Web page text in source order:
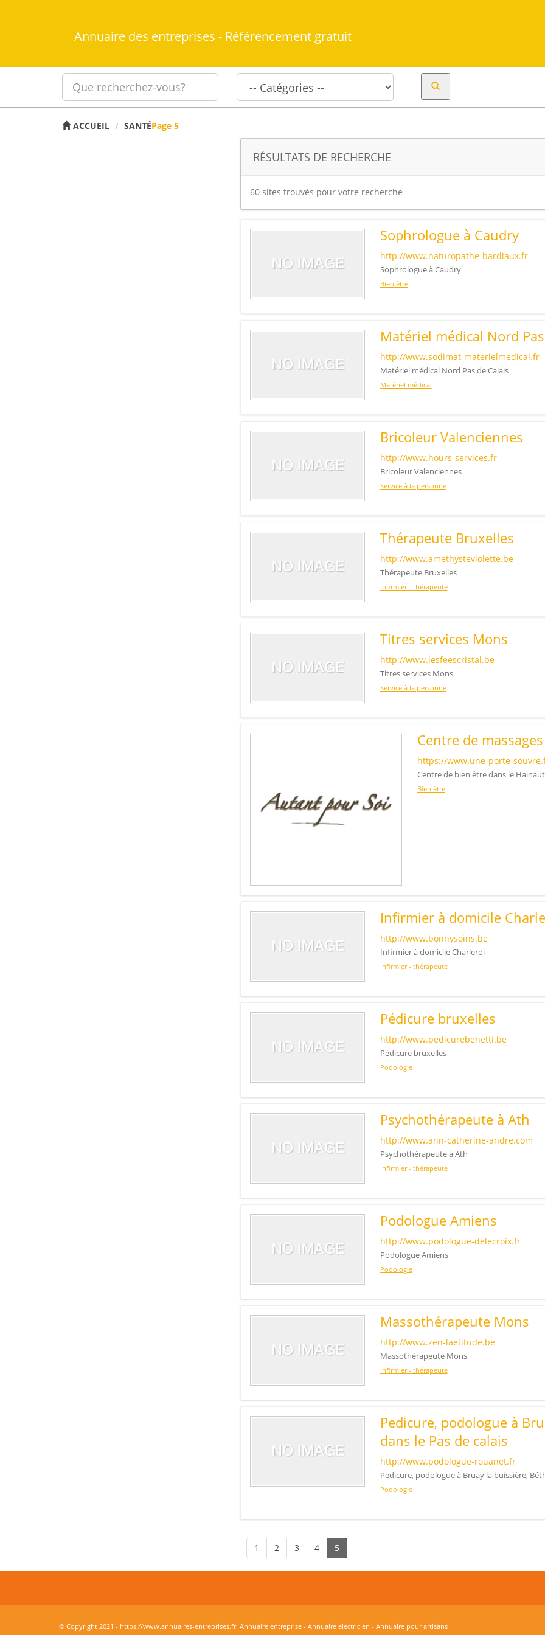
Annuaire des entreprises - Référencement gratuit
ACCUEIL SANTÉPage 5
RÉSULTATS DE RECHERCHE
60 sites trouvés pour votre recherche
Sophrologue à Caudry
http://www.naturopathe-bardiaux.fr
Sophrologue à Caudry
Bien être
Matériel médical Nord
http://www.sodimat-materielmedical.fr
Matériel médical Nord Pas de Calais
Matériel médical
Bricoleur Valenciennes
http://www.hours-services.fr
Bricoleur Valenciennes
Service à la personne
Thérapeute Bruxelles
http://www.amethysteviolette.be
Thérapeute Bruxelles
Infirmier - thérapeute
Titres services Mons
http://www.lesfeescristal.be
Titres services Mons
Service à la personne
Centre de
https://www.une-porte-
Centre de bien être dans le Hainaut
Bien être
Infirmier à domicile
http://www.bonnysoins.be
Infirmier à domicile Charleroi
Infirmier - thérapeute
Pédicure bruxelles
http://www.pedicurebenetti.be
Pédicure bruxelles
Podologie
Psychothérapeute à Ath
http://www.ann-catherine-andre.com
Psychothérapeute à Ath
Infirmier - thérapeute
Podologue Amiens
http://www.podologue-delecroix.fr
Podologue Amiens
Podologie
Massothérapeute Mons
http://www.zen-laetitude.be
Massothérapeute Mons
Infirmier - thérapeute
Pedicure, podologue à
dans le Pas de calais
http://www.podologue-rouanet.fr
Pedicure, podologue à Bruay la buissière,
Podologie
1 2 3 4 5
© Copyright 2021 - https://www.annuaires-entreprises.fr. Annuaire entreprise - Annuaire electricien - Annuaire pour artisans